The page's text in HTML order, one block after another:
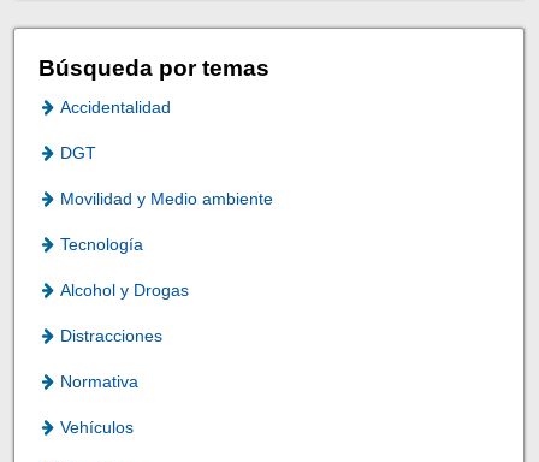
Búsqueda por temas
Accidentalidad
DGT
Movilidad y Medio ambiente
Tecnología
Alcohol y Drogas
Distracciones
Normativa
Vehículos